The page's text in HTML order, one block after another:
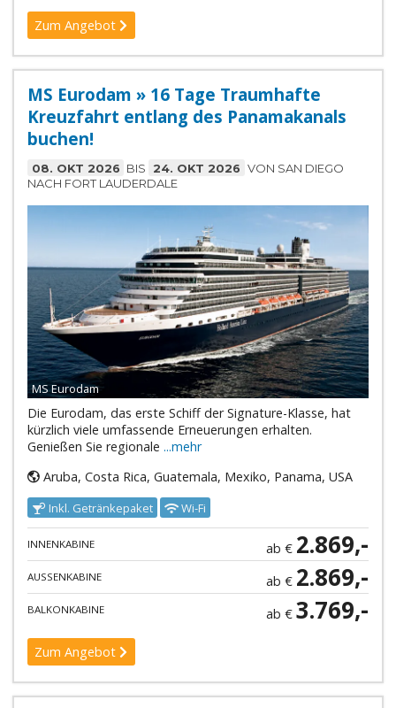
Zum Angebot
MS Eurodam » 16 Tage Traumhafte
Kreuzfahrt entlang des Panamakanals
buchen!
08. OKT 2026 BIS 24. OKT 2026 VON SAN DIEGO
NACH FORT LAUDERDALE
MS Eurodam
Die Eurodam, das erste Schiff der Signature-Klasse, hat
kürzlich viele umfassende Erneuerungen erhalten.
Genießen Sie regionale ...mehr
Aruba, Costa Rica, Guatemala, Mexiko, Panama, USA
Inkl. Getränkepaket Wi-Fi
INNENKABINE ab € 2.869,-
AUSSENKABINE ab € 2.869,-
BALKONKABINE ab €3.769,-
Zum Angebot